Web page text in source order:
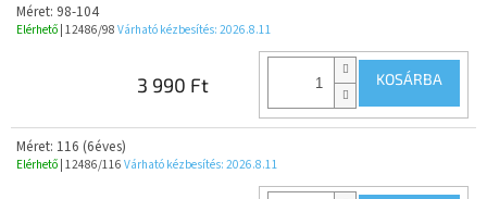
Méret: 98-104
Elérhető | 12486/98 Várható kézbesítés: 2026.8.11
3 990 Ft KOSÁRBA
Méret: 116 (6éves)
Elérhető | 12486/116 Várható kézbesítés: 2026.8.11